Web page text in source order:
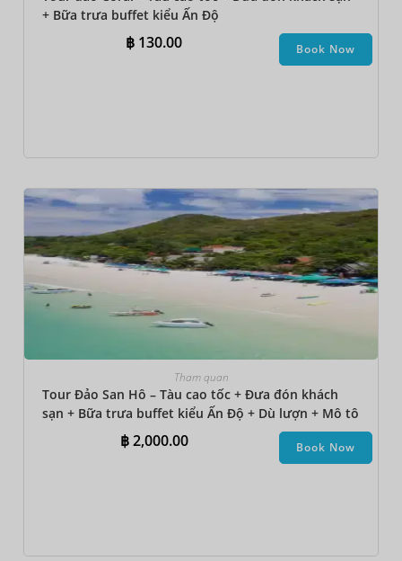
+ Bữa trưa buffet kiểu Ấn Độ
฿ 130.00 Book Now
Tham quan
Tour Đảo San Hô – Tàu cao tốc + Đưa đón khách
sạn + Bữa trưa buffet kiểu Ấn Độ + Dù lượn + Mô tô
nước + Đi bộ dưới biển + Thuyền chuối
฿2,000.00 Book Now